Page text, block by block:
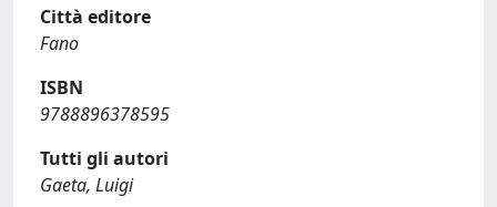
Città editore
Fano
ISBN
9788896378595
Tutti gli autori
Gaeta, Luigi